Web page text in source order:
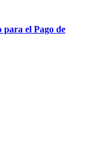
el Pago de